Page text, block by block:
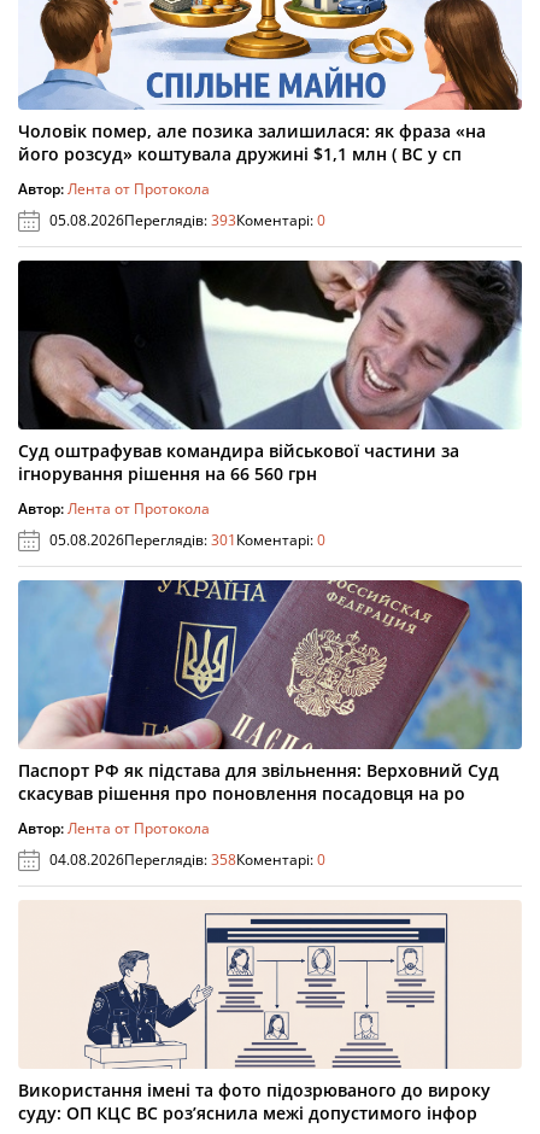
Чоловік помер, але позика залишилася: як фраза «на
його розсуд» коштувала дружині $1,1 млн ( ВС у сп
Автор:Лента от Протокола
05.08.2026Переглядів:393Коментарі:0
Суд оштрафував командира військової частини за
ігнорування рішення на 66 560 грн
Автор:Лента от Протокола
05.08.2026Переглядів:301Коментарі:0
Паспорт РФ як підстава для звільнення: Верховний Суд
скасував рішення про поновлення посадовця на ро
Автор:Лента от Протокола
04.08.2026Переглядів:358Коментарі:0
Використання імені та фото підозрюваного до вироку
суду: ОП КЦС ВС роз’яснила межі допустимого інфор